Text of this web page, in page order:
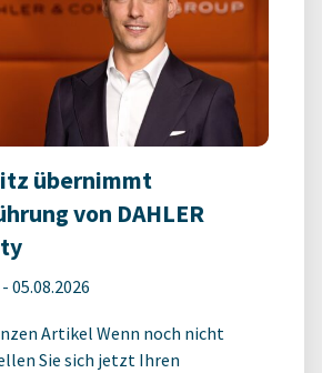
übernimmt
von DAHLER
- 05.08.2026
Artikel Wenn noch nicht
Sie sich jetzt Ihren